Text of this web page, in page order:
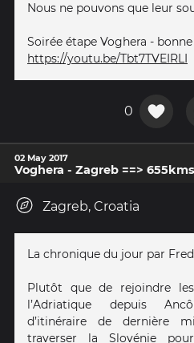
Nous ne pouvons que leur
Soirée étape Voghera -
https://youtu.be/Tbt7TVEIRLI
0
02 May 2017
Voghera - Zagreb ==> 655kms
Zagreb, Croatia
La chronique du jour par Fred
Plutôt que de rejoindre
l’Adriatique depuis
d’itinéraire de dernière
traverser la Slovénie